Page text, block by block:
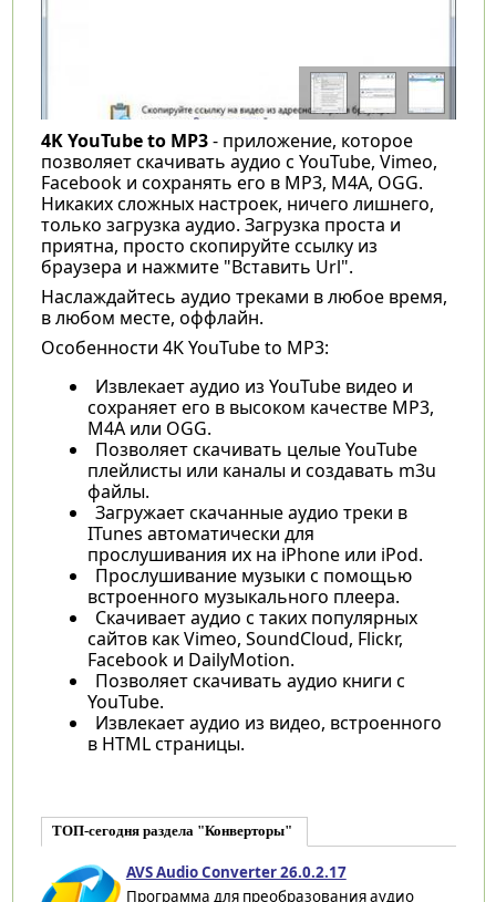
4K YouTube to MP3- приложение, которое
позволяет скачивать аудио с YouTube, Vimeo,
Facebook и сохранять его в MP3, M4A, OGG.
Никаких сложных настроек, ничего лишнего,
только загрузка аудио. Загрузка проста и
приятна, просто скопируйте ссылку из
браузера и нажмите "Вставить Url".
Наслаждайтесь аудио треками в любое время,
в любом месте, оффлайн.
Особенности 4K YouTube to MP3:
Извлекает аудио из YouTube видео и
сохраняет его в высоком качестве MP3,
M4A или OGG.
Позволяет скачивать целые YouTube
плейлисты или каналы и создавать m3u
файлы.
Загружает скачанные аудио треки в
ITunes автоматически для
прослушивания их на iPhone или iPod.
Прослушивание музыки с помощью
встроенного музыкального плеера.
Скачивает аудио с таких популярных
сайтов как Vimeo, SoundCloud, Flickr,
Facebook и DailyMotion.
Позволяет скачивать аудио книги с
YouTube.
Извлекает аудио из видео, встроенного
в HTML страницы.
ТОП-сегодня раздела "Конверторы"
AVS Audio Converter 26.0.2.17
Программа для преобразования аудио